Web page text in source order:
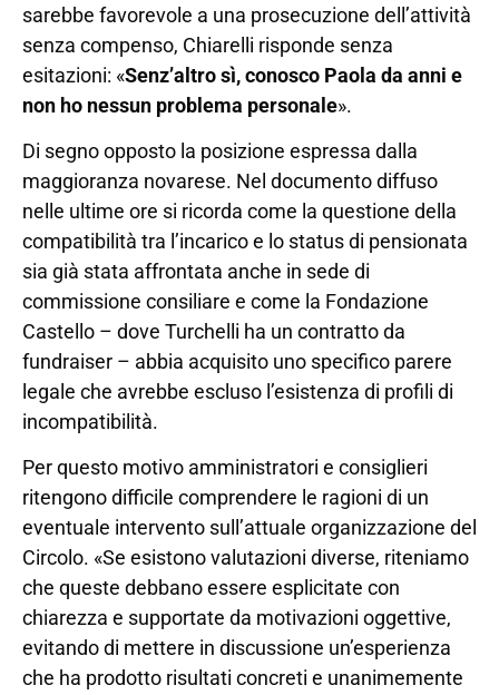
sarebbe favorevole a una prosecuzione dell’attività
senza compenso, Chiarelli risponde senza
esitazioni: «Senz’altro sì, conosco Paola da anni e
non ho nessun problema personale».
Di segno opposto la posizione espressa dalla
maggioranza novarese. Nel documento diffuso
nelle ultime ore si ricorda come la questione della
compatibilità tra l’incarico e lo status di pensionata
sia già stata affrontata anche in sede di
commissione consiliare e come la Fondazione
Castello – dove Turchelli ha un contratto da
fundraiser – abbia acquisito uno specifico parere
legale che avrebbe escluso l’esistenza di profili di
incompatibilità.
Per questo motivo amministratori e consiglieri
ritengono difficile comprendere le ragioni di un
eventuale intervento sull’attuale organizzazione del
Circolo. «Se esistono valutazioni diverse, riteniamo
che queste debbano essere esplicitate con
chiarezza e supportate da motivazioni oggettive,
evitando di mettere in discussione un’esperienza
che ha prodotto risultati concreti e unanimemente